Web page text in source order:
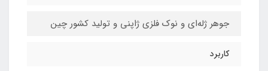
جوهر ژله‌ای و نوک فلزی ژاپنی و تولید کشور چین
کاربرد